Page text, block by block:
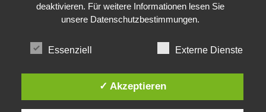
deaktivieren. Für weitere Informationen lesen Sie
unsere Datenschutzbestimmungen.
Essenziell Externe Dienste
✓ Akzeptieren